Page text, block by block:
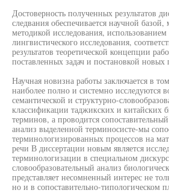
Достоверность полученных результатов
следвания обеспечивается научной базой,
методикой исследования,
лингвистического исследования,
результатов теоретической концепции
поставленных задач и постановкой новых
Научная новизна работы заключается в
наиболее полно и системно исследуются
семантической и структурно-
классификации таджикских и китайских
терминов, а проводится
анализ выделенной терминосисте-мы
терминологизированных процессов на
речи В диссертации новым является
терминологизации в специальном
словообразовательный анализ
представляет несомненный интерес не
но и в сопоставительно-типологическом